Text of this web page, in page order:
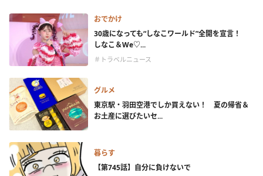
おでかけ
30歳になっても“しなこワールド”全開を宣言！
しなこ＆We♡...
＃トラベルニュース
グルメ
東京駅・羽田空港でしか買えない！ 夏の帰省＆
お土産に選びたいセ...
暮らす
【第745話】自分に負けないで